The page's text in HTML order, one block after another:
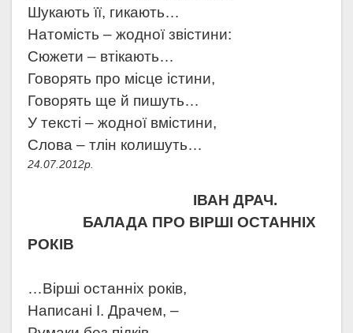
Шукають її, гикають…
Натомість – жодної звістини:
Сюжети – втікають…
Говорять про місце істини,
Говорять ще й пишуть…
У тексті – жодної вмістини,
Слова – тлін колишуть…
24.07.2012р.
ІВАН ДРАЧ.
БАЛАДА ПРО ВІРШІ ОСТАННІХ
РОКІВ
…Вірші останніх років,
Написані І. Драчем, –